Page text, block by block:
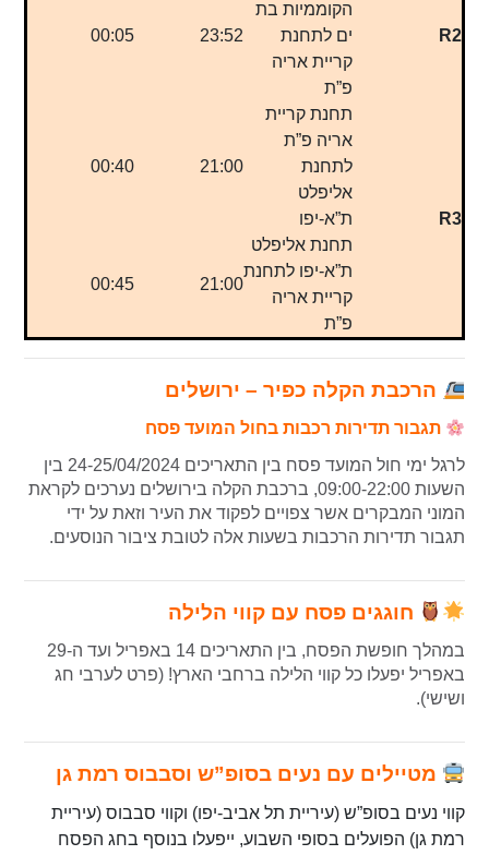
R2
הקוממיות בת
ים לתחנת
קריית אריה
פ”ת
23:52
00:05
R3
תחנת קריית
אריה פ”ת
לתחנת
אליפלט
ת”א-יפו
21:00
00:40
תחנת אליפלט
ת”א-יפו לתחנת
קריית אריה
פ”ת
21:00
00:45
הרכבת הקלה כפיר – ירושלים
תגבור תדירות רכבות בחול המועד פסח
לרגל ימי חול המועד פסח בין התאריכים 24-25/04/2024 בין
השעות 09:00-22:00, ברכבת הקלה בירושלים נערכים לקראת
המוני המבקרים אשר צפויים לפקוד את העיר וזאת על ידי
תגבור תדירות הרכבות בשעות אלה לטובת ציבור הנוסעים.
חוגגים פסח עם קווי הלילה
במהלך חופשת הפסח, בין התאריכים 14 באפריל ועד ה-29
באפריל יפעלו כל קווי הלילה ברחבי הארץ! (פרט לערבי חג
ושישי).
מטיילים עם נעים בסופ”ש וסבבוס רמת גן
קווי נעים בסופ”ש (עיריית תל אביב-יפו) וקווי סבבוס (עיריית
רמת גן) הפועלים בסופי השבוע, ייפעלו בנוסף בחג הפסח